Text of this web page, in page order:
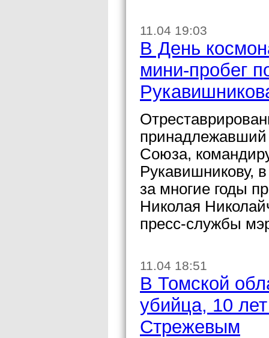
11.04 19:03
В День
мини-пробег
принадлежавший
Союза,
Рукавишникову,
за многие годы
Николая
пресс-службы
11.04 18:51
В Томской
убийца, 10
Стрежевым